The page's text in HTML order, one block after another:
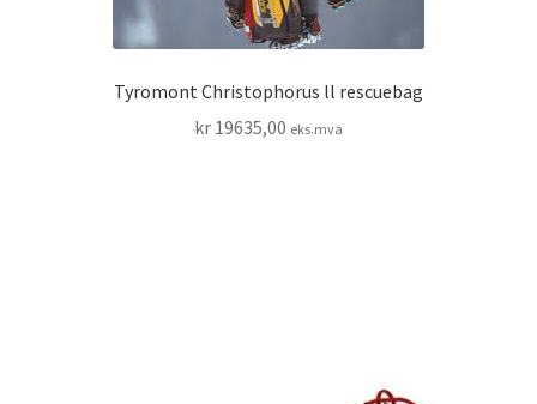
Tyromont Christophorus ll rescuebag
kr 19635,00 eks.mva